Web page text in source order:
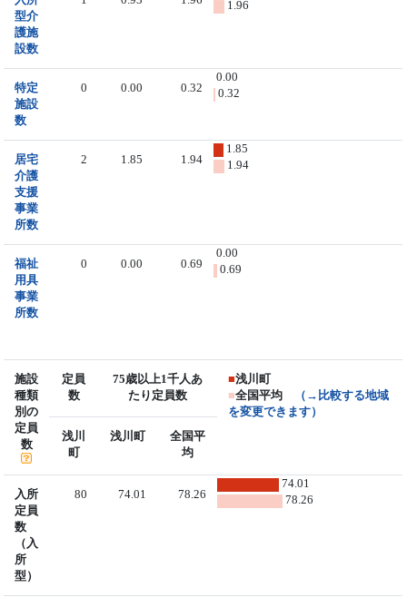
型介
護施
設数
1.96
特定
施設
数
0 0.00 0.32
0.00
0.32
居宅
介護
支援
事業
所数
2 1.85 1.94
1.85
1.94
福祉
用具
事業
所数
0 0.00 0.69
0.00
0.69
施設
種類
別の
定員
数
定員
数
75歳以上1千人あ
たり定員数
■浅川町
■全国平均
（→比較する地域
を変更できます）
浅川
町
浅川町
全国平
均
入所
定員
数
（入
所
型）
80 74.01 78.26
74.01
78.26